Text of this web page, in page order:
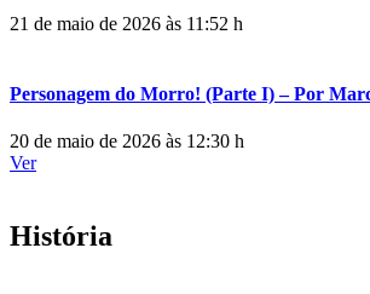
21 de maio de 2026 às 11:52 h
Personagem do Morro! (Parte I) – Por
20 de maio de 2026 às 12:30 h
Ver
História